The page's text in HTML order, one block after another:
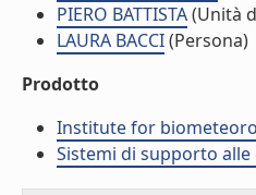
PIERO BATTISTA(Unità
LAURA BACCI(Persona)
Prodotto
Institute for
Sistemi di supporto